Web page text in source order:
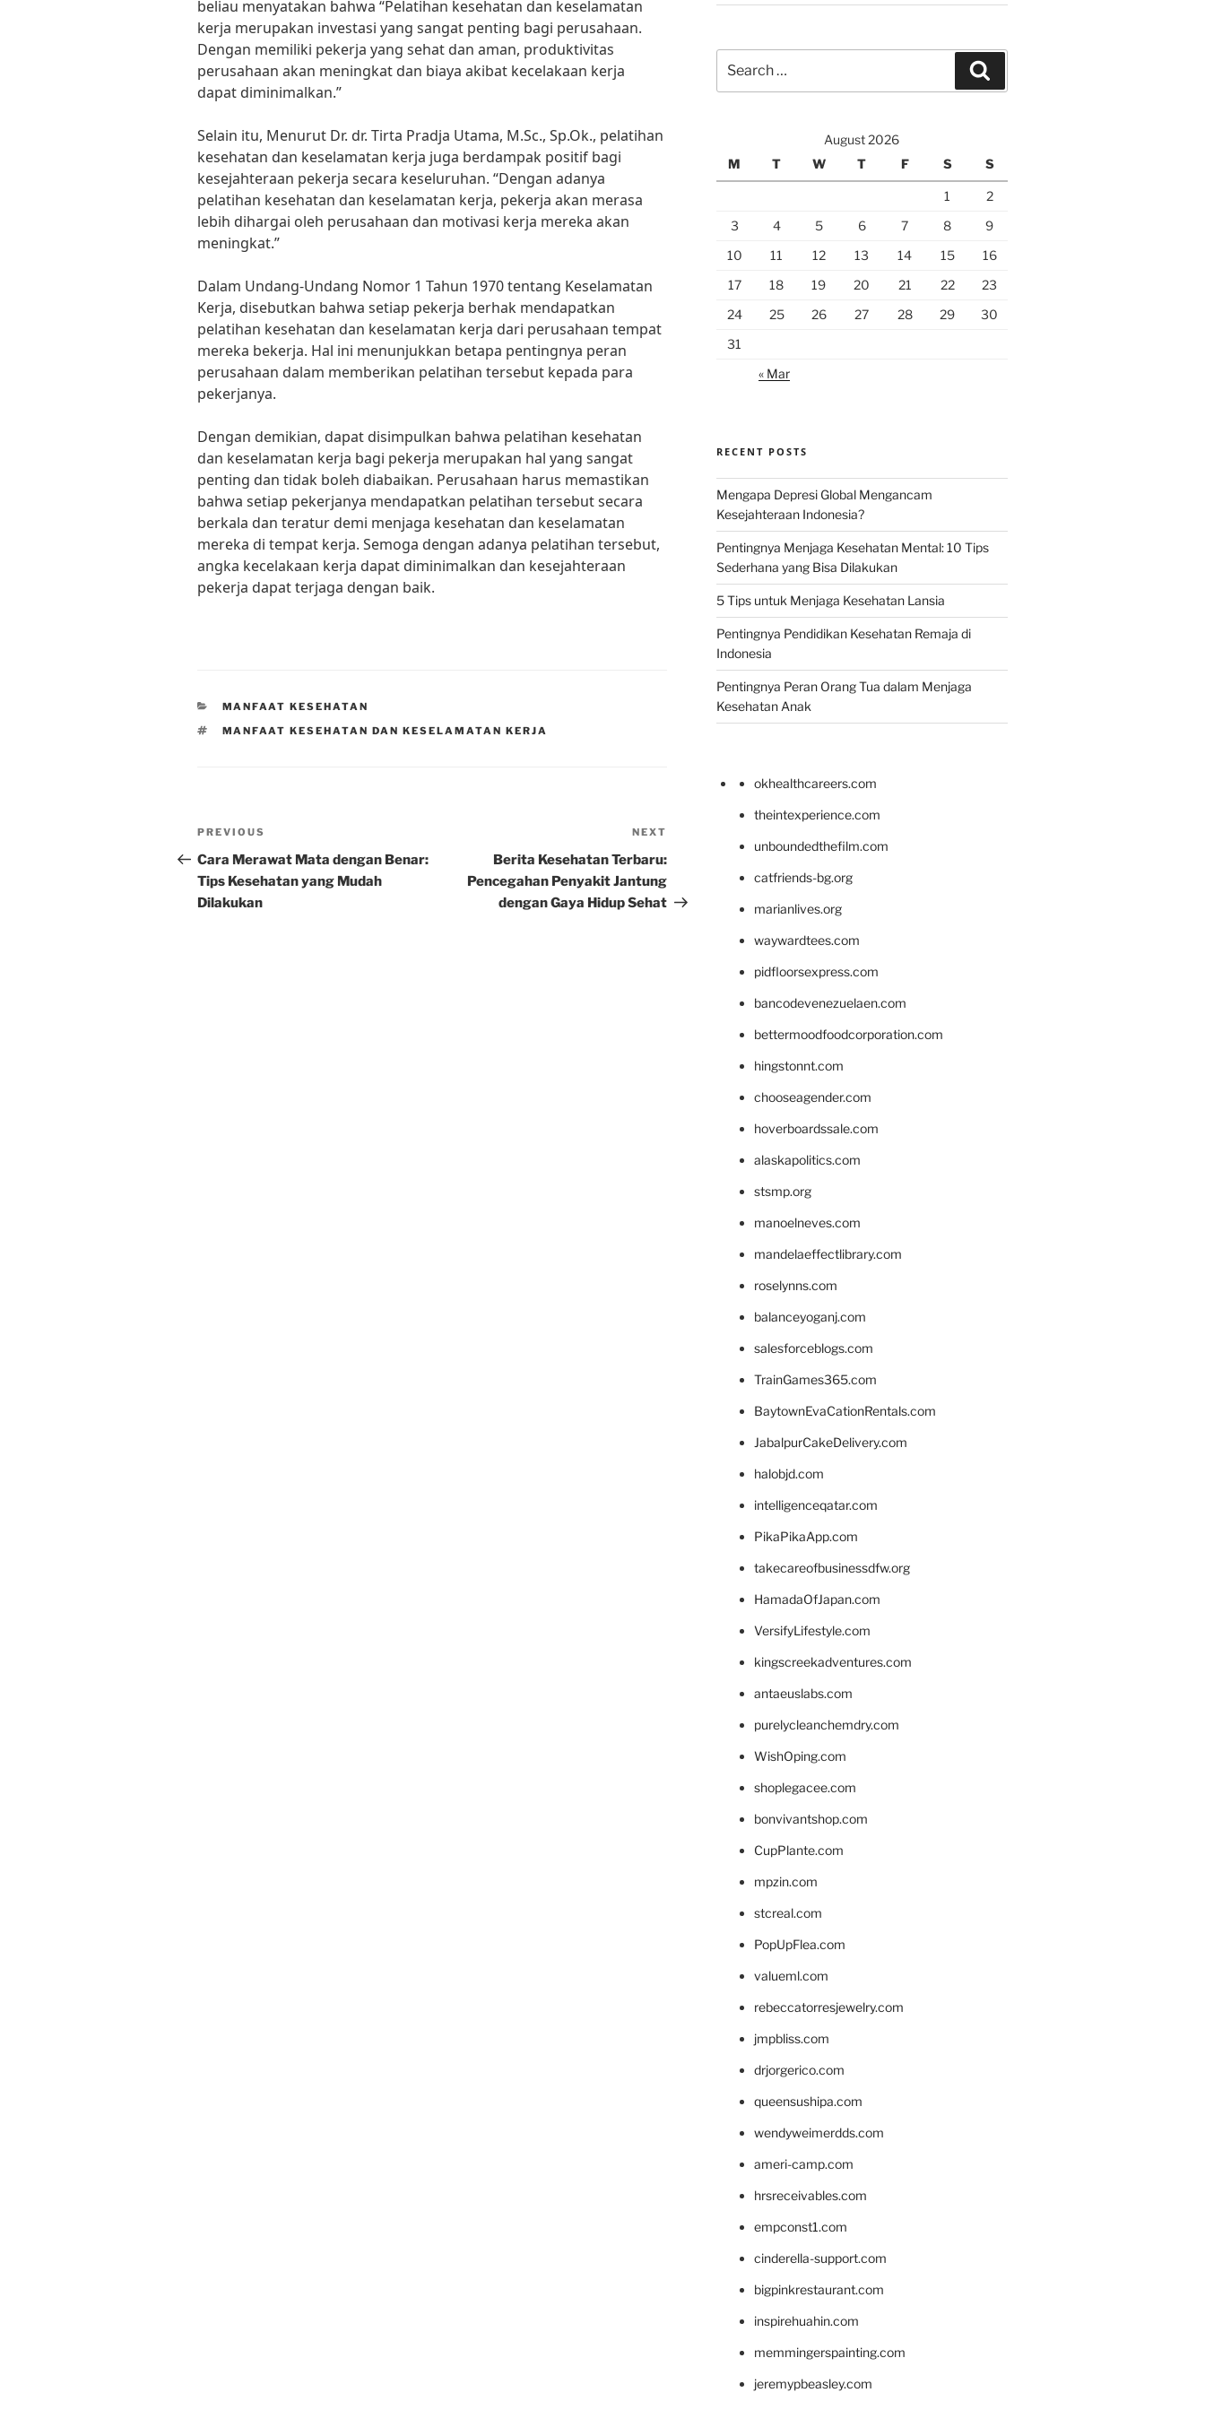
beliau menyatakan bahwa “Pelatihan kesehatan dan keselamatan
kerja merupakan investasi yang sangat penting bagi perusahaan.
Dengan memiliki pekerja yang sehat dan aman, produktivitas
perusahaan akan meningkat dan biaya akibat kecelakaan kerja
dapat diminimalkan.”
Selain itu, Menurut Dr. dr. Tirta Pradja Utama, M.Sc., Sp.Ok., pelatihan
kesehatan dan keselamatan kerja juga berdampak positif bagi
kesejahteraan pekerja secara keseluruhan. “Dengan adanya
pelatihan kesehatan dan keselamatan kerja, pekerja akan merasa
lebih dihargai oleh perusahaan dan motivasi kerja mereka akan
meningkat.”
Dalam Undang-Undang Nomor 1 Tahun 1970 tentang Keselamatan
Kerja, disebutkan bahwa setiap pekerja berhak mendapatkan
pelatihan kesehatan dan keselamatan kerja dari perusahaan tempat
mereka bekerja. Hal ini menunjukkan betapa pentingnya peran
perusahaan dalam memberikan pelatihan tersebut kepada para
pekerjanya.
Dengan demikian, dapat disimpulkan bahwa pelatihan kesehatan
dan keselamatan kerja bagi pekerja merupakan hal yang sangat
penting dan tidak boleh diabaikan. Perusahaan harus memastikan
bahwa setiap pekerjanya mendapatkan pelatihan tersebut secara
berkala dan teratur demi menjaga kesehatan dan keselamatan
mereka di tempat kerja. Semoga dengan adanya pelatihan tersebut,
angka kecelakaan kerja dapat diminimalkan dan kesejahteraan
pekerja dapat terjaga dengan baik.
CATEGORIES
MANFAAT KESEHATAN
TAGS
MANFAAT KESEHATAN DAN KESELAMATAN KERJA
Post
navigation
Previous
Post
PREVIOUS
Cara Merawat Mata dengan Benar:
Tips Kesehatan yang Mudah
Dilakukan
Post
NEXT
Berita Kesehatan Terbaru:
Pencegahan Penyakit Jantung
dengan Gaya Hidup Sehat
for:
August 2026
M
T W T F S S
1
2
3
4 5 6 7 8
9
10
11 12 13 14 15
16
17
18 19 20 21 22
23
24
25 26 27 28 29
30
31
« Mar
RECENT POSTS
Mengapa Depresi Global Mengancam
Kesejahteraan Indonesia?
Pentingnya Menjaga Kesehatan Mental: 10 Tips
Sederhana yang Bisa Dilakukan
5 Tips untuk Menjaga Kesehatan Lansia
Pentingnya Pendidikan Kesehatan Remaja di
Indonesia
Pentingnya Peran Orang Tua dalam Menjaga
Kesehatan Anak
okhealthcareers.com
theintexperience.com
unboundedthefilm.com
catfriends-bg.org
marianlives.org
waywardtees.com
pidfloorsexpress.com
bancodevenezuelaen.com
bettermoodfoodcorporation.com
hingstonnt.com
chooseagender.com
hoverboardssale.com
alaskapolitics.com
stsmp.org
manoelneves.com
mandelaeffectlibrary.com
roselynns.com
balanceyoganj.com
salesforceblogs.com
TrainGames365.com
BaytownEvaCationRentals.com
JabalpurCakeDelivery.com
halobjd.com
intelligenceqatar.com
PikaPikaApp.com
takecareofbusinessdfw.org
HamadaOfJapan.com
VersifyLifestyle.com
kingscreekadventures.com
antaeuslabs.com
purelycleanchemdry.com
WishOping.com
shoplegacee.com
bonvivantshop.com
CupPlante.com
mpzin.com
stcreal.com
PopUpFlea.com
valueml.com
rebeccatorresjewelry.com
jmpbliss.com
drjorgerico.com
queensushipa.com
wendyweimerdds.com
ameri-camp.com
hrsreceivables.com
empconst1.com
cinderella-support.com
bigpinkrestaurant.com
inspirehuahin.com
memmingerspainting.com
jeremypbeasley.com